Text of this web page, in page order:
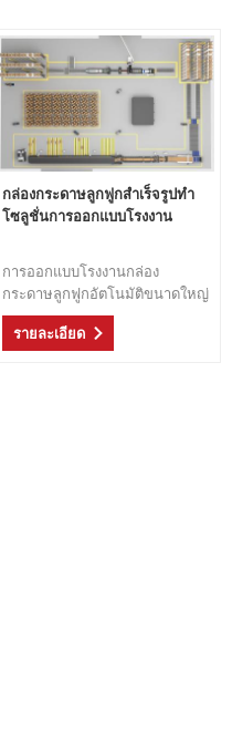
กล่องกระดาษลูกฟูกสำเร็จรูปทำ
โซลูชั่นการออกแบบโรงงาน
การออกแบบโรงงานกล่อง
กระดาษลูกฟูกอัตโนมัติขนาดใหญ่
ตอบโจทย์ความต้องการบรรจุ
ภัณฑ์ต่างๆ ในตลาด อาหาร เครื่อง
รายละเอียด